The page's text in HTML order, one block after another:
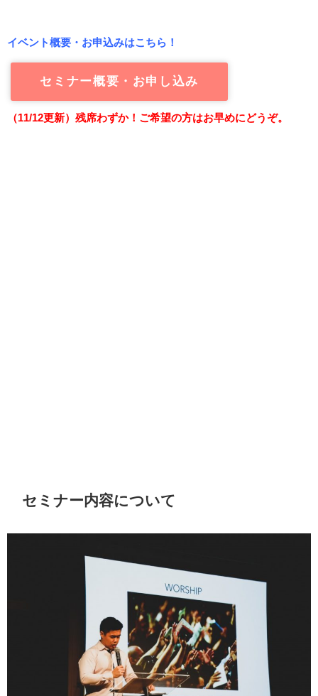
イベント概要・お申込みはこちら！
セミナー概要・お申し込み
（11/12更新）残席わずか！ ご希望の方はお早めにどうぞ。
セミナー内容について